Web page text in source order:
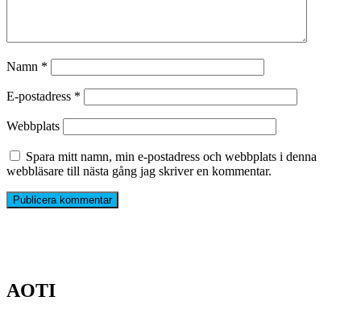
Namn *
E-postadress *
Webbplats
Spara mitt namn, min e-postadress och webbplats i denna
webbläsare till nästa gång jag skriver en kommentar.
AOTI